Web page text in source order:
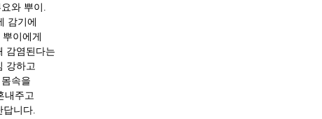
요와 뿌이.
감기에
이에게
감염된다는
강하고
속을
내주고
니다.